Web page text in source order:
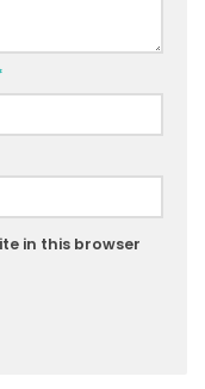
in this browser